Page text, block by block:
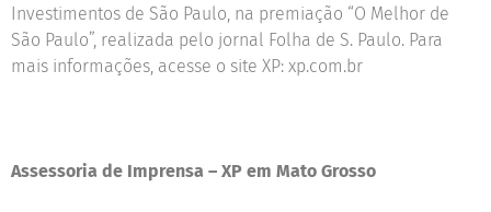
Investimentos de São Paulo, na premiação “O Melhor de
São Paulo”, realizada pelo jornal Folha de S. Paulo. Para
mais informações, acesse o site XP: xp.com.br
Assessoria de Imprensa – XP em Mato Grosso